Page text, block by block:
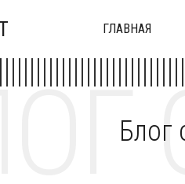
ГЛАВНАЯ
Блог